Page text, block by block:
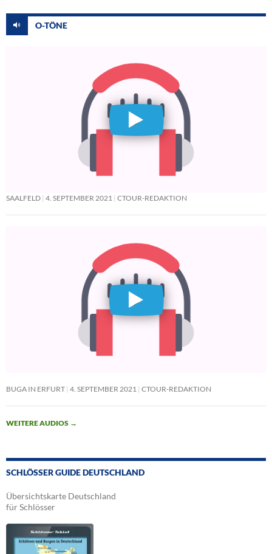
O-TÖNE
SAALFELD 4. SEPTEMBER 2021 CTOUR-REDAKTION
BUGA IN ERFURT 4. SEPTEMBER 2021 CTOUR-REDAKTION
WEITERE AUDIOS →
SCHLÖSSER GUIDE DEUTSCHLAND
Übersichtskarte Deutschland
für Schlösser